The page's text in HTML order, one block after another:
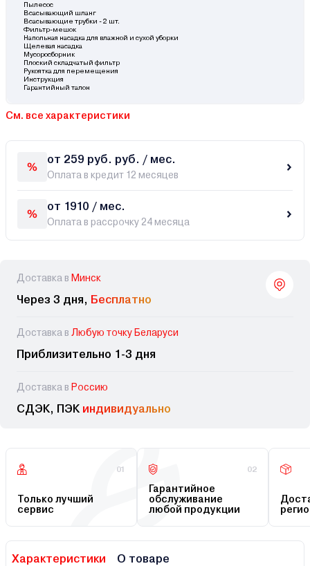
Пылесос
Всасывающий шланг
Всасывающие трубки - 2 шт.
Фильтр-мешок
Напольная насадка для влажной и сухой уборки
Щелевая насадка
Мусоросборник
Плоский складчатый фильтр
Рукоятка для перемещения
Инструкция
Гарантийный талон
См. все характеристики
от 259 руб. руб. / мес.
Оплата в кредит 12 месяцев
от 1910 / мес.
Оплата в рассрочку 24 месяца
Доставка в Минск
Через 3 дня, Бесплатно
Доставка в Любую точку Беларуси
Приблизительно 1-3 дня
Доставка в Россию
СДЭК, ПЭК индивидуально
01
Только лучший
сервис
02
Гарантийное
обслуживание
любой продукции
Характеристики О товаре